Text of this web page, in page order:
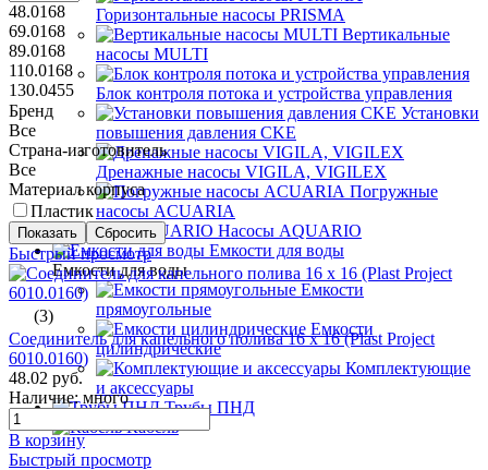
Горизонтальные насосы PRISMA
Вертикальные
насосы MULTI
Блок контроля потока и устройства управления
Установки
повышения давления CKE
Дренажные насосы VIGILA, VIGILEX
Погружные
насосы ACUARIA
Насосы AQUARIO
Емкости для воды
Емкости для воды
Емкости
прямоугольные
Емкости
цилиндрические
Комплектующие
и аксессуары
Трубы ПНД
Кабель
48.0168
69.0168
89.0168
110.0168
130.0455
Бренд
Все
Страна-изготовитель
Все
Материал корпуса
Пластик
Быстрый просмотр
(3)
Соединитель для капельного полива 16 x 16 (Plast Project
6010.0160)
48.02 руб.
Наличие: много
В корзину
Быстрый просмотр